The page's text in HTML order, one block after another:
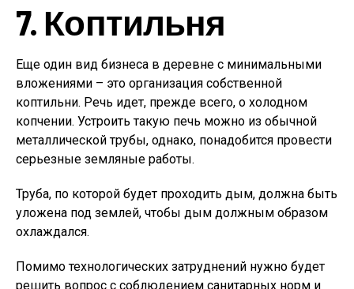
7. Коптильня
Еще один вид бизнеса в деревне с минимальными
вложениями – это организация собственной
коптильни. Речь идет, прежде всего, о холодном
копчении. Устроить такую печь можно из обычной
металлической трубы, однако, понадобится провести
серьезные земляные работы.
Труба, по которой будет проходить дым, должна быть
уложена под землей, чтобы дым должным образом
охлаждался.
Помимо технологических затруднений нужно будет
решить вопрос с соблюдением санитарных норм и